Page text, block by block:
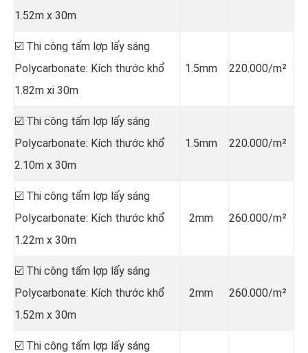
1.52m x 30m
☑️ Thi công tấm lợp lấy sáng
Polycarbonate: Kích thước khổ
1.82m xi 30m
1.5mm 220.000/m²
☑️ Thi công tấm lợp lấy sáng
Polycarbonate: Kích thước khổ
2.10m x 30m
1.5mm 220.000/m²
☑️ Thi công tấm lợp lấy sáng
Polycarbonate: Kích thước khổ
1.22m x 30m
2mm 260.000/m²
☑️ Thi công tấm lợp lấy sáng
Polycarbonate: Kích thước khổ
1.52m x 30m
2mm 260.000/m²
☑️ Thi công tấm lợp lấy sáng